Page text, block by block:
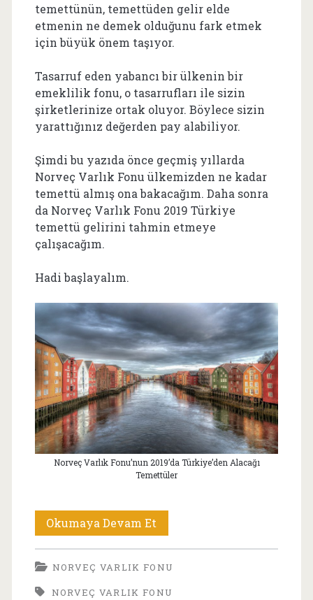
temettünün, temettüden gelir elde
etmenin ne demek olduğunu fark etmek
için büyük önem taşıyor.
Tasarruf eden yabancı bir ülkenin bir
emeklilik fonu, o tasarrufları ile sizin
şirketlerinize ortak oluyor. Böylece sizin
yarattığınız değerden pay alabiliyor.
Şimdi bu yazıda önce geçmiş yıllarda
Norveç Varlık Fonu ülkemizden ne kadar
temettü almış ona bakacağım. Daha sonra
da Norveç Varlık Fonu 2019 Türkiye
temettü gelirini tahmin etmeye
çalışacağım.
Hadi başlayalım.
Norveç Varlık Fonu’nun 2019’da Türkiye’den Alacağı
Temettüler
Okumaya Devam Et
Varlık
Fonu’nun
NORVEÇ VARLIK FONU
NORVEÇ VARLIK FONU